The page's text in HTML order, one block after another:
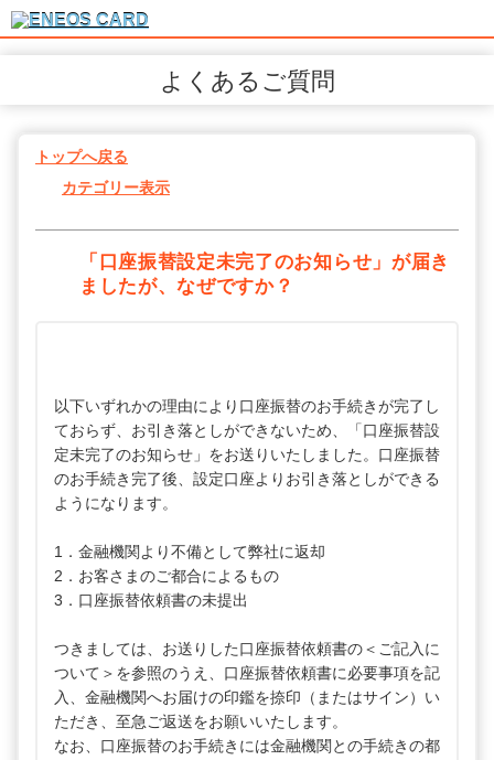
よくあるご質問
トップへ戻る
カテゴリー表示
「口座振替設定未完了のお知らせ」が届き
ましたが、なぜですか？
以下いずれかの理由により口座振替のお手続きが完了し
ておらず、お引き落としができないため、「口座振替設
定未完了のお知らせ」をお送りいたしました。口座振替
のお手続き完了後、設定口座よりお引き落としができる
ようになります。
1．金融機関より不備として弊社に返却
2．お客さまのご都合によるもの
3．口座振替依頼書の未提出
つきましては、お送りした口座振替依頼書の＜ご記入に
ついて＞を参照のうえ、口座振替依頼書に必要事項を記
入、金融機関へお届けの印鑑を捺印（またはサイン）い
ただき、至急ご返送をお願いいたします。
なお、口座振替のお手続きには金融機関との手続きの都